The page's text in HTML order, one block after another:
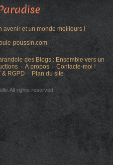
avenir et un monde meilleurs !
poussin.com
des Blogs : Ensemble vers un
À propos
Contacte-moi !
& RGPD Plan du site
rights reserved.